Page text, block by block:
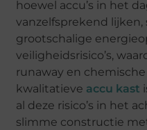
hoewel accu’s in het
vanzelfsprekend lijken,
grootschalige
veiligheidsrisico’s,
runaway en
kwalitatieve accu kast
al deze risico’s in het
slimme constructie